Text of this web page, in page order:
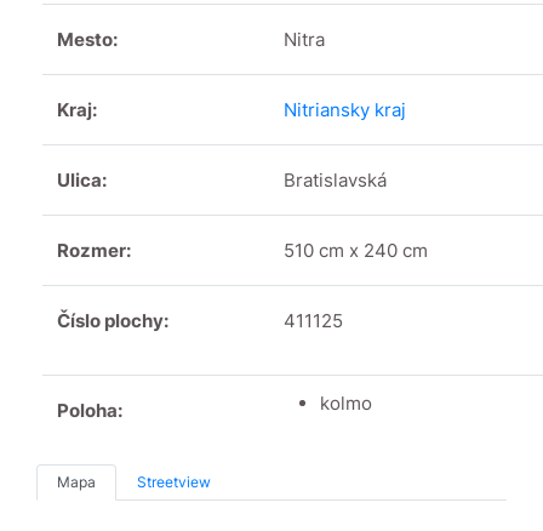
Mesto: Nitra
Kraj: Nitriansky kraj
Ulica: Bratislavská
Rozmer: 510 cm x 240 cm
Číslo plochy: 411125
Poloha: kolmo
Mapa Streetview